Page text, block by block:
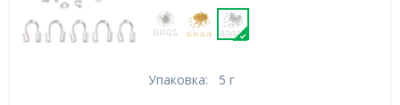
Упаковка: 5 г